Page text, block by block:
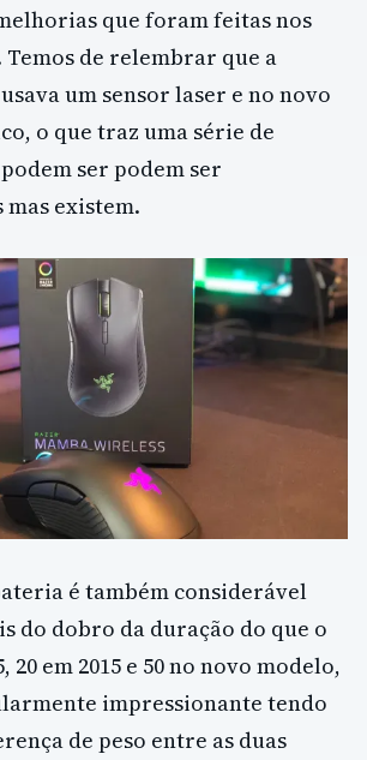
que foram feitas nos
Temos de relembrar que a
um sensor laser e no novo
o que traz uma série de
ser podem ser
existem.
é também considerável
do dobro da duração do que o
20 em 2015 e 50 no novo modelo,
impressionante tendo
de peso entre as duas